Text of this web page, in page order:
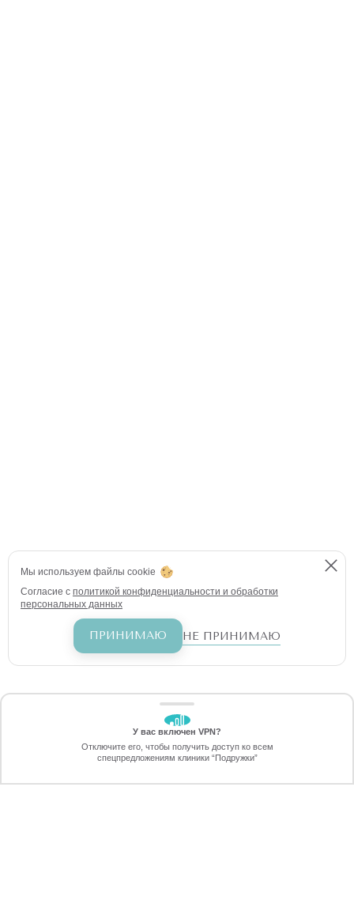
Позвоните
ЗАБЕРИТЕ СКИДКУ
70%
Мы используем файлы cookie
Согласие с политикой конфиденциальности и обработки
персональных данных
ПРИНИМАЮ НЕ ПРИНИМАЮ
У вас включен VPN?
Отключите его, чтобы получить доступ ко всем
спецпредложениям клиники “Подружки”